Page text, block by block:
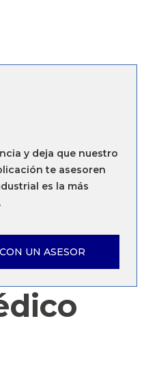
y deja que nuestro
te asesoren
es la más
UN ASESOR